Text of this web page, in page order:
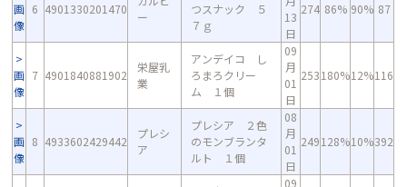
画
像
6 4901330201470
ー
つスナック ５
７ｇ
13
日
274 86% 90% 87
画
像
7 4901840881902
栄屋乳
業
アンデイコ し
ろまろクリー
ム １個
09
月
01
日
253180%12%116
画
像
8 4933602429442
プレシ
ア
プレシア ２色
のモンブランタ
ルト １個
08
月
01
日
249128%10%392
09